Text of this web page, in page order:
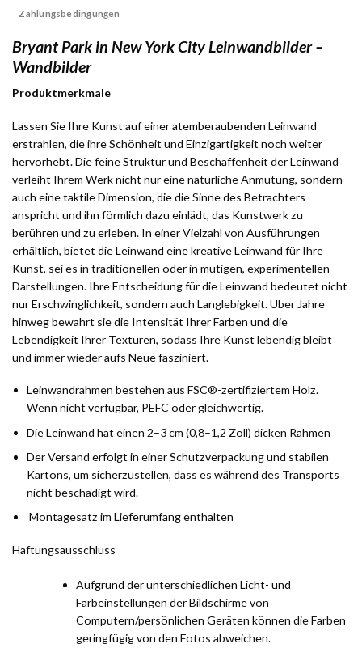
Zahlungsbedingungen
Bryant Park in New York City Leinwandbilder –
Wandbilder
Produktmerkmale
Lassen Sie Ihre Kunst auf einer atemberaubenden Leinwand
erstrahlen, die ihre Schönheit und Einzigartigkeit noch weiter
hervorhebt. Die feine Struktur und Beschaffenheit der Leinwand
verleiht Ihrem Werk nicht nur eine natürliche Anmutung, sondern
auch eine taktile Dimension, die die Sinne des Betrachters
anspricht und ihn förmlich dazu einlädt, das Kunstwerk zu
berühren und zu erleben. In einer Vielzahl von Ausführungen
erhältlich, bietet die Leinwand eine kreative Leinwand für Ihre
Kunst, sei es in traditionellen oder in mutigen, experimentellen
Darstellungen. Ihre Entscheidung für die Leinwand bedeutet nicht
nur Erschwinglichkeit, sondern auch Langlebigkeit. Über Jahre
hinweg bewahrt sie die Intensität Ihrer Farben und die
Lebendigkeit Ihrer Texturen, sodass Ihre Kunst lebendig bleibt
und immer wieder aufs Neue fasziniert.
Leinwandrahmen bestehen aus FSC®-zertifiziertem Holz.
Wenn nicht verfügbar, PEFC oder gleichwertig.
Die Leinwand hat einen 2–3 cm (0,8–1,2 Zoll) dicken Rahmen
Der Versand erfolgt in einer Schutzverpackung und stabilen
Kartons, um sicherzustellen, dass es während des Transports
nicht beschädigt wird.
Montagesatz im Lieferumfang enthalten
Haftungsausschluss
Aufgrund der unterschiedlichen Licht- und
Farbeinstellungen der Bildschirme von
Computern/persönlichen Geräten können die Farben
geringfügig von den Fotos abweichen.